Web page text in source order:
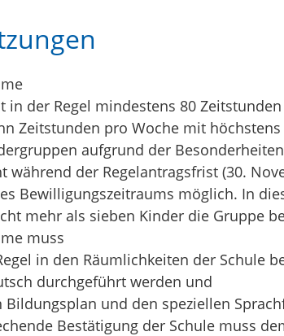
in der Regel mindestens 80
Zeitstunden pro Woche mit
aufgrund der
während der Regelantragsfrist (30.
Bewilligungszeitraums möglich. In
mehr als sieben Kinder die Gruppe
muss
in den Räumlichkeiten der Schule
durchgeführt werden und
Bildungsplan und den speziellen
Bestätigung der Schule muss